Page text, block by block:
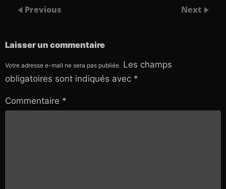
Previous Next
Laisser un commentaire
Votre adresse e-mail ne sera pas publiée. Les champs
obligatoires sont indiqués avec *
Commentaire *